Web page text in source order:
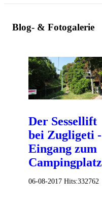
Blog- & Fotogalerie
Der Sessellift
bei Zugligeti -
Eingang zum
Campingplatz
06-08-2017 Hits:332762